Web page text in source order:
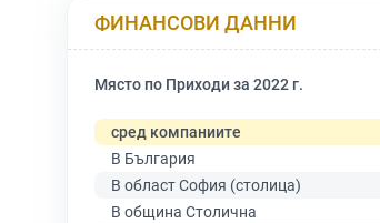
ФИНАНСОВИ ДАННИ
Място по Приходи за 2022 г.
сред компаниите
В България
В област София (столица)
В община Столична